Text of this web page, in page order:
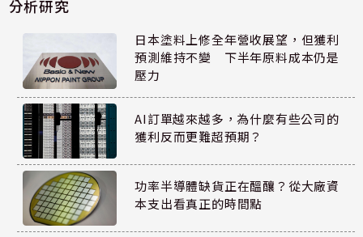
分析研究
日本塗料上修全年營收展望，但獲利
預測維持不變 下半年原料成本仍是
壓力
AI訂單越來越多，為什麼有些公司的
獲利反而更難超預期？
功率半導體缺貨正在醞釀？從大廠資
本支出看真正的時間點